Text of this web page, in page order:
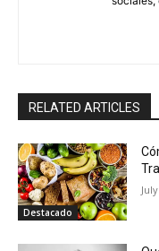
RELATED ARTICLES
Destacado